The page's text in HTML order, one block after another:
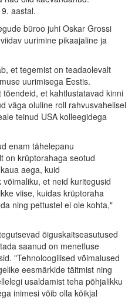
aastal.
büroo juhi Oskar Grossi
uurimine pikaajaline ja
et tegemist on teadaolevalt
uurimisega Eestis.
et kahtlustatavad kinni
väga oluline roll rahvusvahelisel
teinud USA kolleegidega
enam tähelepanu
on krüptorahaga seotud
aega, kuid
et neid kuritegusid
viise, kuidas krüptoraha
ning pettustel ei ole kohta,"
õiguskaitseasutused
saanud on menetluse
"Tehnoloogilised võimalused
eesmärkide täitmist ning
usaldamist teha põhjalikku
inimesi võib olla kõikjal